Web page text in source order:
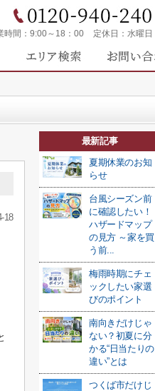
時間： 9:00～18：00 定休日： 水曜日
18
最新記事
夏期休業のお知
らせ
台風シーズン前
に確認したい！
ハザードマップ
の見方 ～家を買
う前...
梅雨時期にチェ
ックしたい家選
びのポイント
南向きだけじゃ
ない？初夏に分
かる“日当たりの
違い”とは
つくば市だけじ